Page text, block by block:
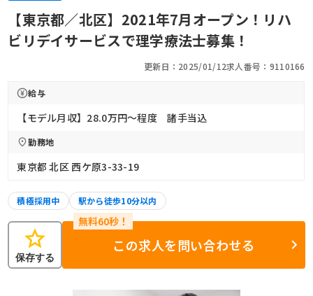
【東京都／北区】2021年7月オープン！リハ
ビリデイサービスで理学療法士募集！
更新日：2025/01/12求人番号：9110166
給与
【モデル月収】28.0万円〜程度 諸手当込
勤務地
東京都 北区 西ケ原3-33-19
積極採用中 駅から徒歩10分以内
star
保存する
この求人を問い合わせる